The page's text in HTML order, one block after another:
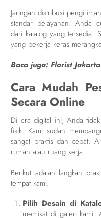
Jaringan distribusi
standar pelayanan. Anda
dari katalog yang tersedia.
yang bekerja keras
Baca juga:Florist
Cara Mudah
Secara Online
Di era digital ini, Anda
fisik. Kami sudah
sangat praktis dan cepat.
rumah atau ruang kerja.
Berikut adalah langkah
tempat kami:
Pilih Desain di
memikat di galeri kami.